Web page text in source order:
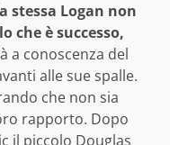
stessa Logan non
che è successo,
a conoscenza del
alle sue spalle.
che non sia
rapporto. Dopo
il piccolo Douglas